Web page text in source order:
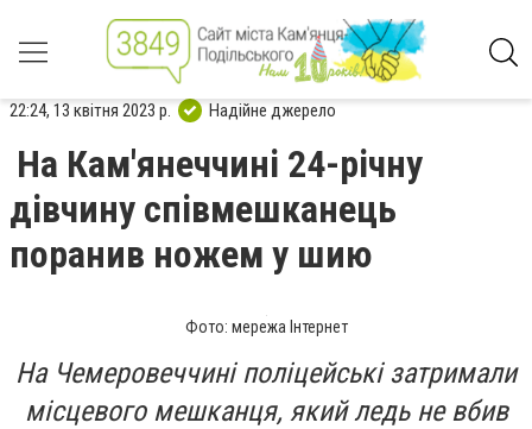
22:24, 13 квітня 2023 р. Надійне джерело
На Кам'янеччині 24-річну
дівчину співмешканець
поранив ножем у шию
Фото: мережа Інтернет
На Чемеровеччині поліцейські затримали
місцевого мешканця, який ледь не вбив